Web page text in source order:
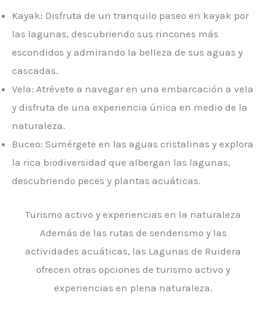
Kayak: Disfruta de un tranquilo paseo en kayak por
las lagunas, descubriendo sus rincones más
escondidos y admirando la belleza de sus aguas y
cascadas.
Vela: Atrévete a navegar en una embarcación a vela
y disfruta de una experiencia única en medio de la
naturaleza.
Buceo: Sumérgete en las aguas cristalinas y explora
la rica biodiversidad que albergan las lagunas,
descubriendo peces y plantas acuáticas.
Turismo activo y experiencias en la naturaleza
Además de las rutas de senderismo y las
actividades acuáticas, las Lagunas de Ruidera
ofrecen otras opciones de turismo activo y
experiencias en plena naturaleza.